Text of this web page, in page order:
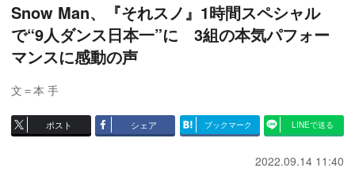
Snow Man、『それスノ』1時間スペシャル
で“9人ダンス日本一”に 3組の本気パフォー
マンスに感動の声
文＝本 手
ポスト シェア ブックマーク LINEで送る
2022.09.14 11:40